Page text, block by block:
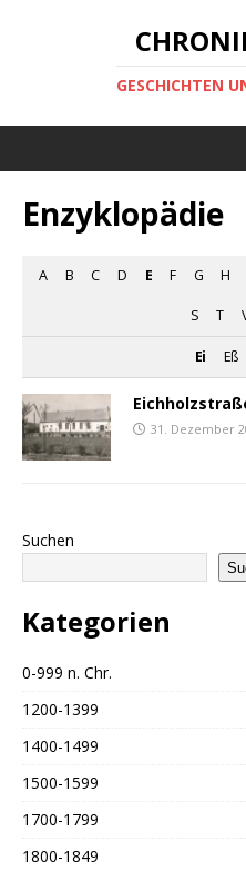
GESCHICHTEN
Enzyklopädie
A B C D E F G H
S T
Ei Eß
31. Dezember
Suchen
Kategorien
0-999 n. Chr.
1200-1399
1400-1499
1500-1599
1700-1799
1800-1849